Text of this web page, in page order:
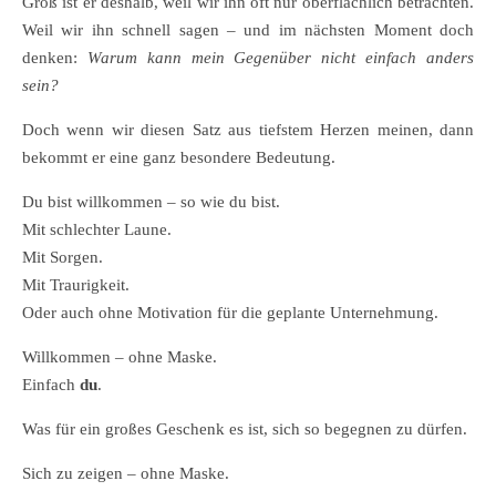
Weil wir ihn schnell sagen – und im nächsten Moment doch
denken: Warum kann mein Gegenüber nicht einfach anders
sein?
Doch wenn wir diesen Satz aus tiefstem Herzen meinen, dann
bekommt er eine ganz besondere Bedeutung.
Du bist willkommen – so wie du bist.
Mit schlechter Laune.
Mit Sorgen.
Mit Traurigkeit.
Oder auch ohne Motivation für die geplante Unternehmung.
Willkommen – ohne Maske.
Einfach du.
Was für ein großes Geschenk es ist, sich so begegnen zu dürfen.
Sich zu zeigen – ohne Maske.